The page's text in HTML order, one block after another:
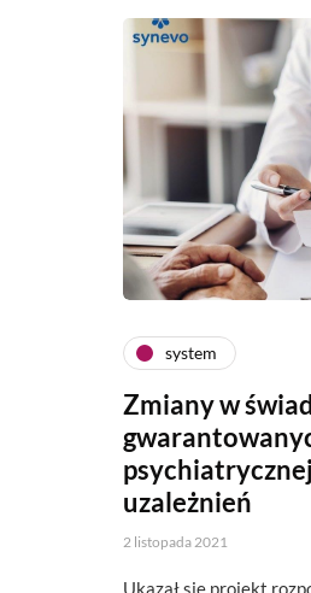
system
Zmiany w
uzależnień
2 listopada 2021
Ukazał się projekt